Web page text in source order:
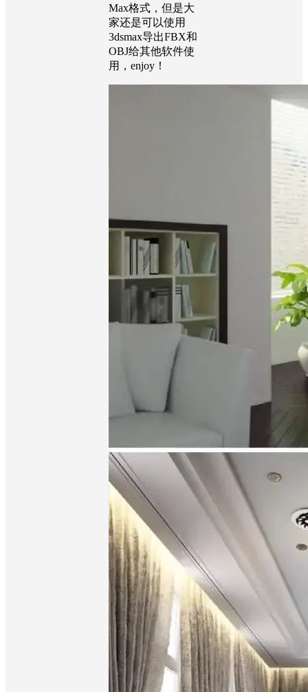
Max格式，但是大
家还是可以使用
3dsmax导出FBX和
OBJ给其他软件使
用，enjoy！